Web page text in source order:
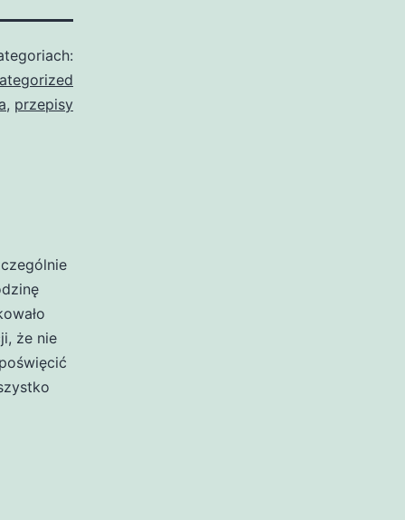
, przepisy
że nie